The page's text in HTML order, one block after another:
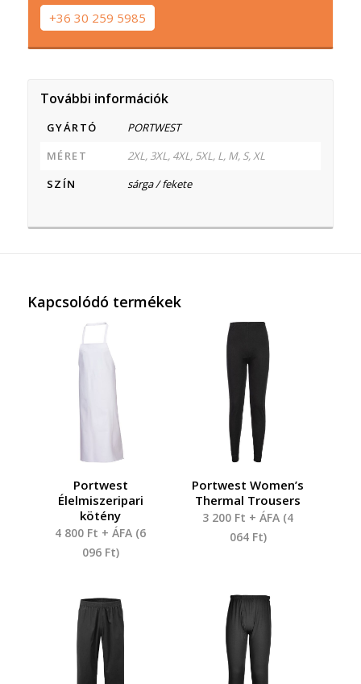
+36 30 259 5985
További információk
GYÁRTÓ
PORTWEST
MÉRET
2XL, 3XL, 4XL, 5XL, L, M, S, XL
SZÍN
sárga / fekete
Kapcsolódó termékek
Portwest
Élelmiszeripari
kötény
4 800 Ft + ÁFA (6
096 Ft)
Portwest Women’s
Thermal Trousers
3 200 Ft + ÁFA (4
064 Ft)